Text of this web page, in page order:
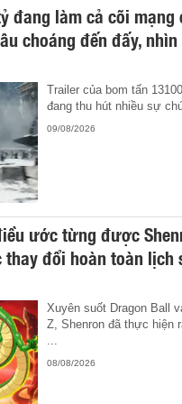
đang làm cả cõi mạng
choáng đến đấy,
Trailer của bom tấn
đang thu hút nhiều sự
09/08/2026
ước từng được
đổi hoàn toàn lịch
Xuyên suốt Dragon Ball
Z, Shenron đã thực hiện
...
08/08/2026